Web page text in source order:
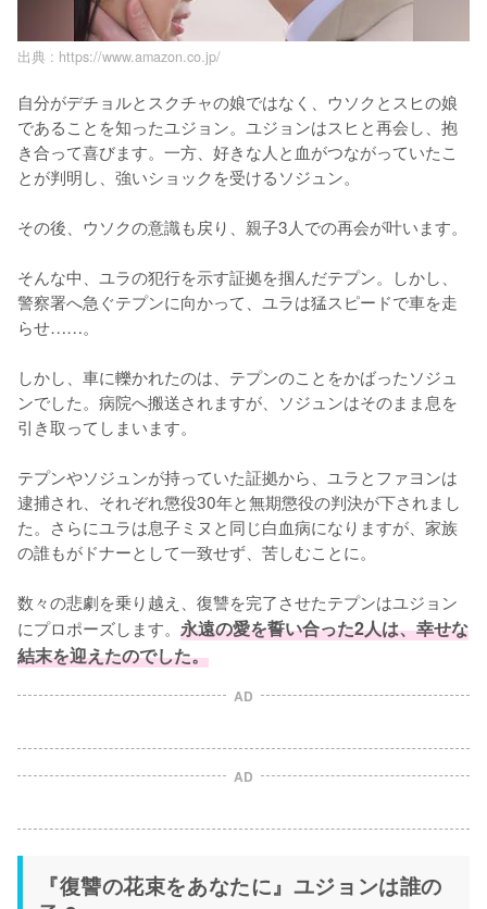
出典 : https://www.amazon.co.jp/
自分がデチョルとスクチャの娘ではなく、ウソクとスヒの娘
であることを知ったユジョン。ユジョンはスヒと再会し、抱
き合って喜びます。一方、好きな人と血がつながっていたこ
とが判明し、強いショックを受けるソジュン。
その後、ウソクの意識も戻り、親子3人での再会が叶います。
そんな中、ユラの犯行を示す証拠を掴んだテプン。しかし、
警察署へ急ぐテプンに向かって、ユラは猛スピードで車を走
らせ……。
しかし、車に轢かれたのは、テプンのことをかばったソジュ
ンでした。病院へ搬送されますが、ソジュンはそのまま息を
引き取ってしまいます。
テプンやソジュンが持っていた証拠から、ユラとファヨンは
逮捕され、それぞれ懲役30年と無期懲役の判決が下されまし
た。さらにユラは息子ミヌと同じ白血病になりますが、家族
の誰もがドナーとして一致せず、苦しむことに。
数々の悲劇を乗り越え、復讐を完了させたテプンはユジョン
にプロポーズします。 永遠の愛を誓い合った2人は、幸せな
結末を迎えたのでした。
AD
AD
『復讐の花束をあなたに』ユジョンは誰の